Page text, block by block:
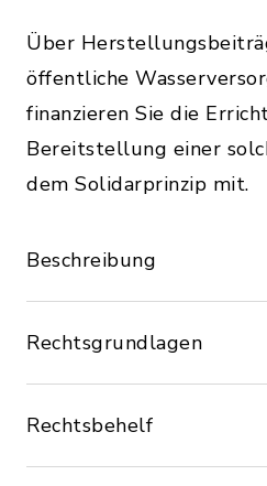
Über
öffentliche
finanzieren Sie die
Bereitstellung einer
dem Solidarprinzip mit.
Beschreibung
Rechtsgrundlagen
Rechtsbehelf